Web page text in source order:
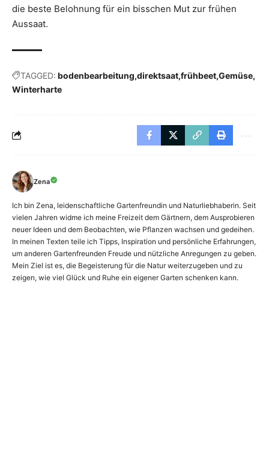
die beste Belohnung für ein bisschen Mut zur frühen
Aussaat.
TAGGED: bodenbearbeitung direktsaat frühbeet Gemüse
Winterharte
Zena
Ich bin Zena, leidenschaftliche Gartenfreundin und Naturliebhaberin. Seit
vielen Jahren widme ich meine Freizeit dem Gärtnern, dem Ausprobieren
neuer Ideen und dem Beobachten, wie Pflanzen wachsen und gedeihen.
In meinen Texten teile ich Tipps, Inspiration und persönliche Erfahrungen,
um anderen Gartenfreunden Freude und nützliche Anregungen zu geben.
Mein Ziel ist es, die Begeisterung für die Natur weiterzugeben und zu
zeigen, wie viel Glück und Ruhe ein eigener Garten schenken kann.